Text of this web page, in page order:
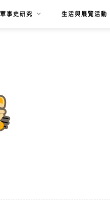
事史研究 生活與展覽活動